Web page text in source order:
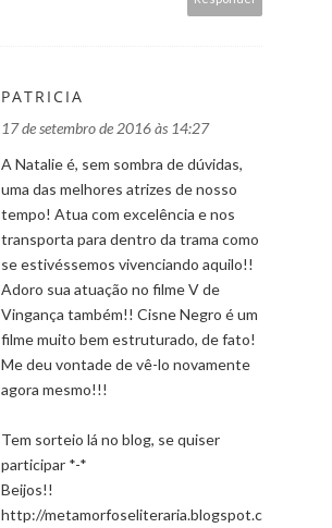
PATRICIA
17 de setembro de 2016 às 14:27
A Natalie é, sem sombra de dúvidas,
uma das melhores atrizes de nosso
tempo! Atua com excelência e nos
transporta para dentro da trama como
se estivéssemos vivenciando aquilo!!
Adoro sua atuação no filme V de
Vingança também!! Cisne Negro é um
filme muito bem estruturado, de fato!
Me deu vontade de vê-lo novamente
agora mesmo!!!
Tem sorteio lá no blog, se quiser
participar *-*
Beijos!!
http://metamorfoseliteraria.blogspot.c